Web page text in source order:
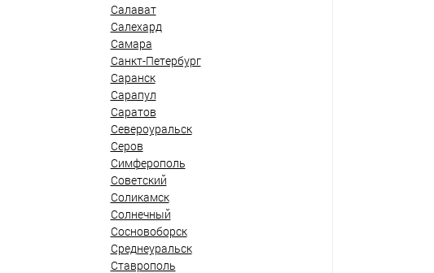
Салават
Салехард
Самара
Санкт-Петербург
Саранск
Сарапул
Саратов
Североуральск
Серов
Симферополь
Советский
Соликамск
Солнечный
Сосновоборск
Среднеуральск
Ставрополь